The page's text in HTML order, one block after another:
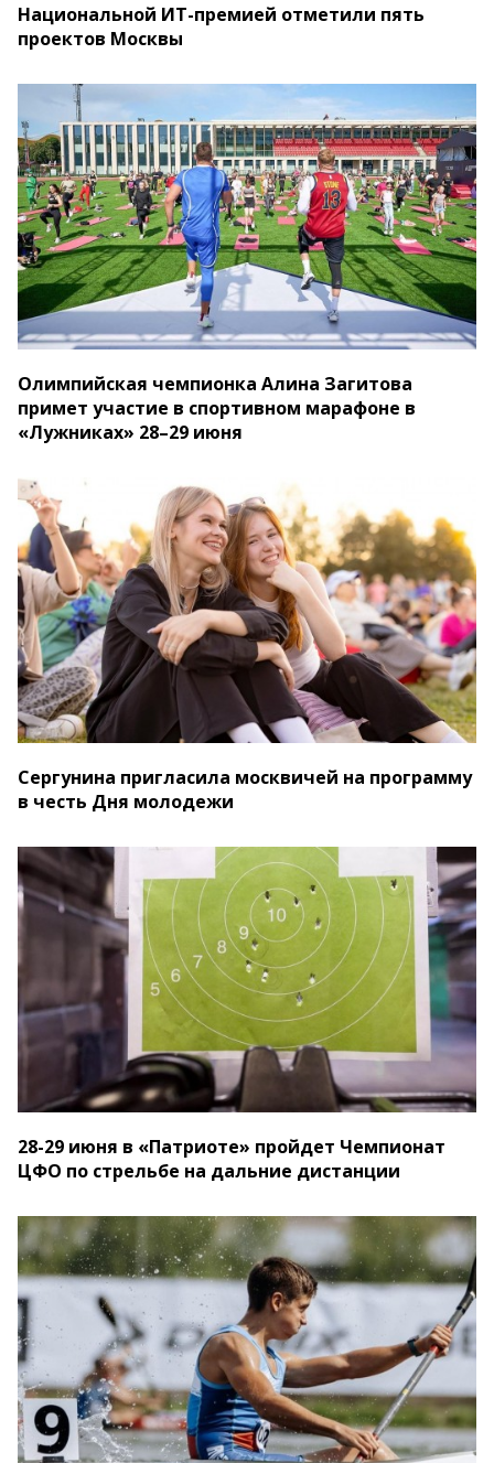
Национальной ИТ-премией отметили пять
проектов Москвы
Олимпийская чемпионка Алина Загитова
примет участие в спортивном марафоне в
«Лужниках» 28–29 июня
Сергунина пригласила москвичей на программу
в честь Дня молодежи
28-29 июня в «Патриоте» пройдет Чемпионат
ЦФО по стрельбе на дальние дистанции